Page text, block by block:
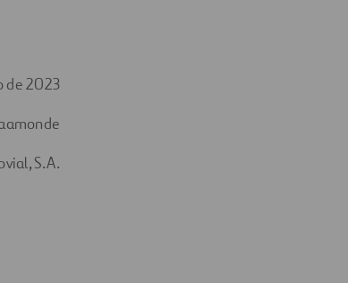
de 2023
S.A.